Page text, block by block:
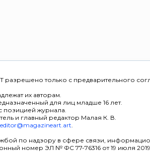
разрешено только с предварительного
их авторам.
для лиц младше 16 лет.
позицией журнала.
и главный редактор Малая К. В.
editor@magazineart.art.
по надзору в сфере связи,
номер ЭЛ № ФС 77-76316 от 19 июля